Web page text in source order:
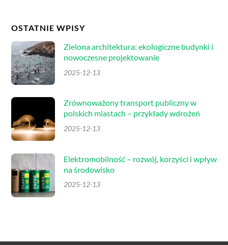
OSTATNIE WPISY
Zielona architektura: ekologiczne budynki i
nowoczesne projektowanie
2025-12-13
Zrównoważony transport publiczny w
polskich miastach – przykłady wdrożeń
2025-12-13
Elektromobilność – rozwój, korzyści i wpływ
na środowisko
2025-12-13